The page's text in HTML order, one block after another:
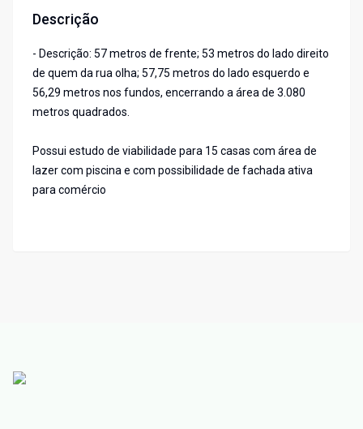
Descrição
- Descrição: 57 metros de frente; 53 metros do lado direito
de quem da rua olha; 57,75 metros do lado esquerdo e
56,29 metros nos fundos, encerrando a área de 3.080
metros quadrados.
Possui estudo de viabilidade para 15 casas com área de
lazer com piscina e com possibilidade de fachada ativa
para comércio